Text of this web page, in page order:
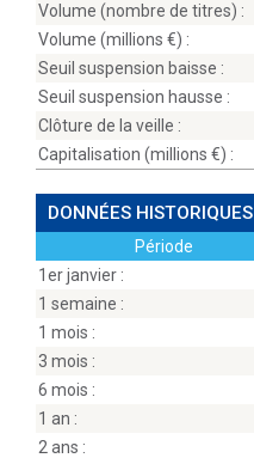
Volume (nombre de titres) :
Volume (millions
) :
Seuil suspension baisse :
Seuil suspension hausse :
Clôture de la veille :
Capitalisation (millions
) :
DONNÉES HISTORIQUES
Période
1er janvier :
1 semaine :
1 mois :
3 mois :
6 mois :
1 an :
2 ans :